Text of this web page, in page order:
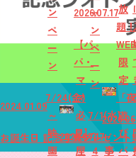
ン
ペ
ー
ン
7/24(金)
～
映
画
2026.07.17
2026.07.17
【パ
パ・
マ
マ
必
見】
屋
ャ
ン
ペ
ー
ン
7/1(水)
～
4 事
放
題！
WEB
限
定
「夜
遊
び
パ
2024.01.09
お誕生日 記念写真プレゼント